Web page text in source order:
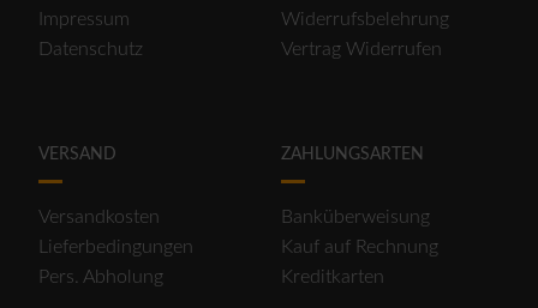
Impressum
Datenschutz
Widerrufsbelehrung
Vertrag Widerrufen
VERSAND
Versandkosten
Lieferbedingungen
Pers. Abholung
ZAHLUNGSARTEN
Banküberweisung
Kauf auf Rechnung
Kreditkarten